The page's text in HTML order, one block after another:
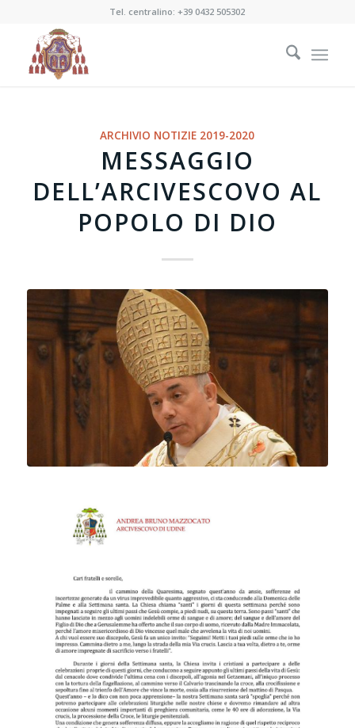
Tel. centralino:+39 0432 505302
ARCHIVIO NOTIZIE 2019-2020
MESSAGGIO
DELL’ARCIVESCOVO AL
POPOLO DI DIO